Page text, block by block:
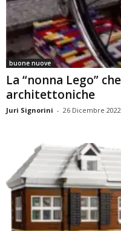
buone nuove
La “nonna Lego”
architettoniche
Juri Signorini - 26 Dicembre 2022